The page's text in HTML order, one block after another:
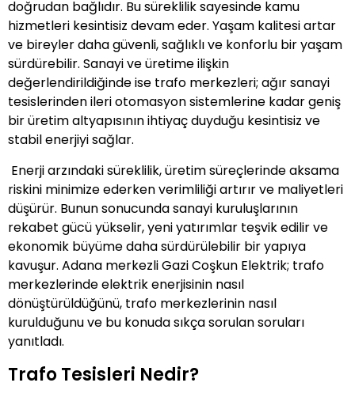
doğrudan bağlıdır. Bu süreklilik sayesinde kamu
hizmetleri kesintisiz devam eder. Yaşam kalitesi artar
ve bireyler daha güvenli, sağlıklı ve konforlu bir yaşam
sürdürebilir. Sanayi ve üretime ilişkin
değerlendirildiğinde ise trafo merkezleri; ağır sanayi
tesislerinden ileri otomasyon sistemlerine kadar geniş
bir üretim altyapısının ihtiyaç duyduğu kesintisiz ve
stabil enerjiyi sağlar.
Enerji arzındaki süreklilik, üretim süreçlerinde aksama
riskini minimize ederken verimliliği artırır ve maliyetleri
düşürür. Bunun sonucunda sanayi kuruluşlarının
rekabet gücü yükselir, yeni yatırımlar teşvik edilir ve
ekonomik büyüme daha sürdürülebilir bir yapıya
kavuşur. Adana merkezli Gazi Coşkun Elektrik; trafo
merkezlerinde elektrik enerjisinin nasıl
dönüştürüldüğünü, trafo merkezlerinin nasıl
kurulduğunu ve bu konuda sıkça sorulan soruları
yanıtladı.
Trafo Tesisleri Nedir?